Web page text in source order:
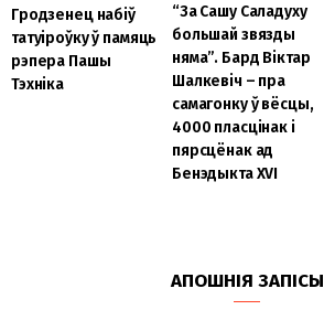
Гродзенец набіў
татуіроўку ў памяць
рэпера Пашы
Тэхніка
“За Сашу Саладуху
большай звязды
няма”. Бард Віктар
Шалкевіч – пра
самагонку ў вёсцы,
4000 пласцінак і
пярсцёнак ад
Бенэдыкта XVI
АПОШНІЯ ЗАПІСЫ